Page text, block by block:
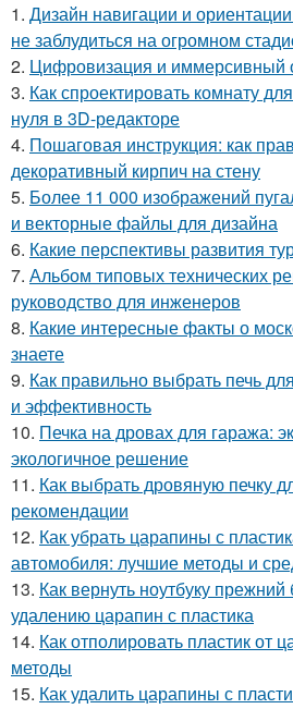
1. Дизайн навигации и
не заблудиться на огромном
2. Цифровизация и иммерсивный
3. Как спроектировать комнату
нуля в 3D-редакторе
4. Пошаговая инструкция: как
декоративный кирпич на стену
5. Более 11 000 изображений
и векторные файлы для дизайна
6. Какие перспективы развития
7. Альбом типовых технических
руководство для инженеров
8. Какие интересные факты о
знаете
9. Как правильно выбрать печь
и эффективность
10. Печка на дровах для гаража:
экологичное решение
11. Как выбрать дровяную печку
рекомендации
12. Как убрать царапины с
автомобиля: лучшие методы и
13. Как вернуть ноутбуку
удалению царапин с пластика
14. Как отполировать пластик от
методы
15. Как удалить царапины с